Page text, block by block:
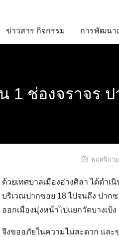
ข่าวสาร กิจกรรม การพัฒนา
1 ช่องจราจร
พฤศจิกา
ด้วยเทศบาลเมืองอ่างศิลา ได้ดำ
บริเวณปากซอย 18 ไปจนถึง ปาก
ออกเมืองมุ่งหน้าไปแยกวัดบางเป้
จึงขออภัยในความไม่สะดวก แล